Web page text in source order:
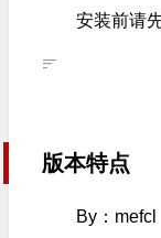
安装前请
版本特点
By：mefcl